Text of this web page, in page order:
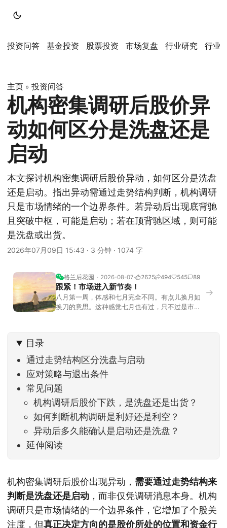
投资问答 基金投资 股票投资 市场复盘 行业研究 行业
主页 » 投资问答
机构密集调研后股价异
动如何区分是洗盘还是
启动
本文探讨机构密集调研后股价异动，如何区分是洗盘
还是启动。指出异动需通过走势结构判断，机构调研
只是市场情绪的一个边界条件。若异动后出现底背驰
且突破中枢，可能是启动；若在顶背驰区域，则可能
是洗盘或出货。
2026年07月09日 15:43 · 3 分钟 · 1074 字
格兰后花园 2026-08-07 2625 494 545 89
跟紧！市场进入新节奏！
八月第一周，体感和七月完全不同。有点儿换月如
换刀的意思。这种感觉七月也有过，只不过是市场
家感受到了春天般的暖风。指数涨了百点，交易额
回暖到2
→
目录
通过走势结构区分洗盘与启动
应对策略与退出条件
常见问题
机构调研后股价下跌，是洗盘还是出货？
如何判断机构调研是利好还是利空？
异动后多久能确认是启动还是洗盘？
延伸阅读
机构密集调研后股价出现异动， 需要通过走势结构来
判断是洗盘还是启动 ，而非仅凭调研消息本身。机构
调研只是市场情绪的一个边界条件，它增加了个股关
注度，但真正决定方向的是股价所处的位置和资金行